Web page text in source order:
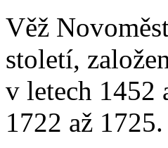
Věž
století,
v letech 1452
1722 až 1725.